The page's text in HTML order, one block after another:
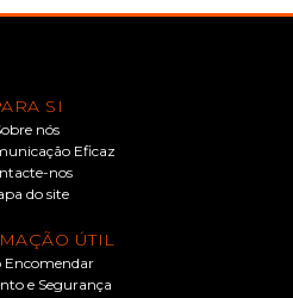
SI
nós
Eficaz
nos
do site
ÚTIL
Encomendar
e Segurança